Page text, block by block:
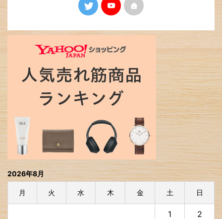
2026年8月
月 火 水 木 金 土 日
1 2